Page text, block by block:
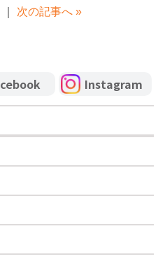
次の記事へ »
Instagram